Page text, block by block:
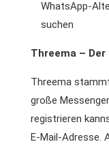
WhatsApp-
suchen
Threema –
Threema
große
registrieren
E-Mail-Adresse.